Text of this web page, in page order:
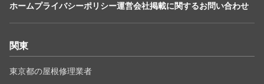
ホームプライバシーポリシー運営会社掲載に関するお問い合わせ
関東
東京都の屋根修理業者